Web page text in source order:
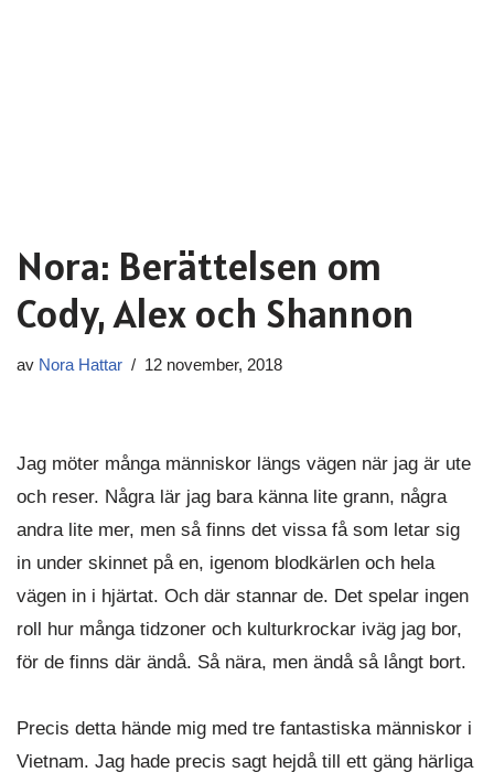
Nora: Berättelsen om
Cody, Alex och Shannon
av Nora Hattar 12 november, 2018
Jag möter många människor längs vägen när jag är ute
och reser. Några lär jag bara känna lite grann, några
andra lite mer, men så finns det vissa få som letar sig
in under skinnet på en, igenom blodkärlen och hela
vägen in i hjärtat. Och där stannar de. Det spelar ingen
roll hur många tidzoner och kulturkrockar iväg jag bor,
för de finns där ändå. Så nära, men ändå så långt bort.
Precis detta hände mig med tre fantastiska människor i
Vietnam. Jag hade precis sagt hejdå till ett gäng härliga